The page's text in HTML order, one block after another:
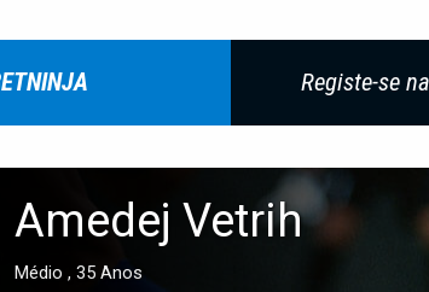
Registe-se
Amedej Vetrih
Médio , 35 Anos